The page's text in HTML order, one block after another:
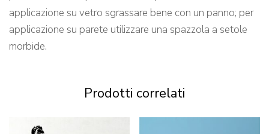
applicazione su vetro sgrassare bene con un panno; per
applicazione su parete utilizzare una spazzola a setole
morbide.
Prodotti correlati